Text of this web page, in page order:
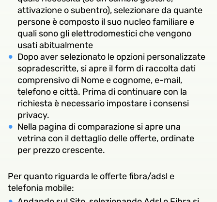
attivazione o subentro), selezionare da quante
persone è composto il suo nucleo familiare e
quali sono gli elettrodomestici che vengono
usati abitualmente
Dopo aver selezionato le opzioni personalizzate
sopradescritte, si apre il form di raccolta dati
comprensivo di Nome e cognome, e-mail,
telefono e città. Prima di continuare con la
richiesta è necessario impostare i consensi
privacy.
Nella pagina di comparazione si apre una
vetrina con il dettaglio delle offerte, ordinate
per prezzo crescente.
Per quanto riguarda le offerte fibra/adsl e
telefonia mobile: